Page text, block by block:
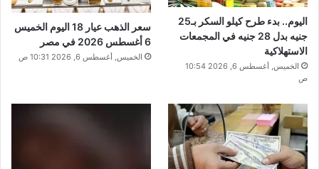
اليوم.. بدء طرح كيلو السكر بـ25
جنيه بدل 28 جنيه في المجمعات
الاستهلاكية
الخميس, أغسطس 6, 2026 10:54
ص
سعر الذهب عيار 18 اليوم الخميس
6 أغسطس 2026 في مصر
الخميس, أغسطس 6, 2026 10:31 ص